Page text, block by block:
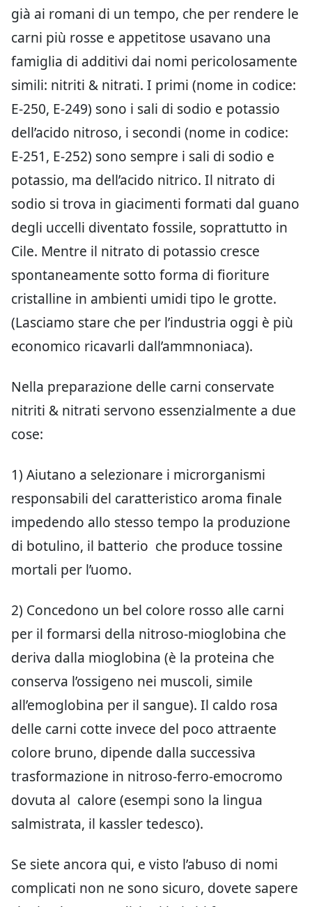
già ai romani di un tempo, che per rendere le
carni più rosse e appetitose usavano una
famiglia di additivi dai nomi pericolosamente
simili: nitriti & nitrati. I primi (nome in codice:
E-250, E-249) sono i sali di sodio e potassio
dell’acido nitroso, i secondi (nome in codice:
E-251, E-252) sono sempre i sali di sodio e
potassio, ma dell’acido nitrico. Il nitrato di
sodio si trova in giacimenti formati dal guano
degli uccelli diventato fossile, soprattutto in
Cile. Mentre il nitrato di potassio cresce
spontaneamente sotto forma di fioriture
cristalline in ambienti umidi tipo le grotte.
(Lasciamo stare che per l’industria oggi è più
economico ricavarli dall’ammnoniaca).
Nella preparazione delle carni conservate
nitriti & nitrati servono essenzialmente a due
cose:
1) Aiutano a selezionare i microrganismi
responsabili del caratteristico aroma finale
impedendo allo stesso tempo la produzione
di botulino, il batterio che produce tossine
mortali per l’uomo.
2) Concedono un bel colore rosso alle carni
per il formarsi della nitroso-mioglobina che
deriva dalla mioglobina (è la proteina che
conserva l’ossigeno nei muscoli, simile
all’emoglobina per il sangue). Il caldo rosa
delle carni cotte invece del poco attraente
colore bruno, dipende dalla successiva
trasformazione in nitroso-ferro-emocromo
dovuta al calore (esempi sono la lingua
salmistrata, il kassler tedesco).
Se siete ancora qui, e visto l’abuso di nomi
complicati non ne sono sicuro, dovete sapere